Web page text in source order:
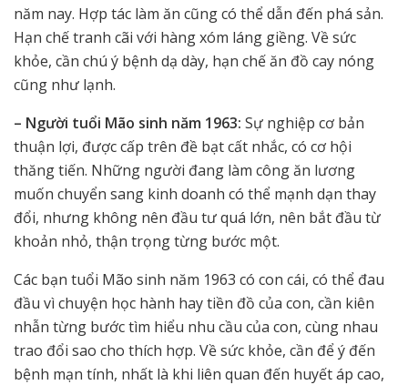
năm nay. Hợp tác làm ăn cũng có thể dẫn đến phá sản.
Hạn chế tranh cãi với hàng xóm láng giềng. Về sức
khỏe, cần chú ý bệnh dạ dày, hạn chế ăn đồ cay nóng
cũng như lạnh.
– Người tuổi Mão sinh năm 1963: Sự nghiệp cơ bản
thuận lợi, được cấp trên đề bạt cất nhắc, có cơ hội
thăng tiến. Những người đang làm công ăn lương
muốn chuyển sang kinh doanh có thể mạnh dạn thay
đổi, nhưng không nên đầu tư quá lớn, nên bắt đầu từ
khoản nhỏ, thận trọng từng bước một.
Các bạn tuổi Mão sinh năm 1963 có con cái, có thể đau
đầu vì chuyện học hành hay tiền đồ của con, cần kiên
nhẫn từng bước tìm hiểu nhu cầu của con, cùng nhau
trao đổi sao cho thích hợp. Về sức khỏe, cần để ý đến
bệnh mạn tính, nhất là khi liên quan đến huyết áp cao,